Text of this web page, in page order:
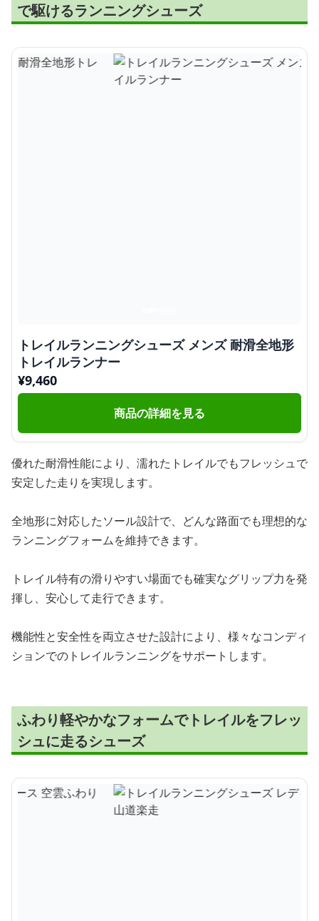
で駆けるランニングシューズ
トレイルランニングシューズ メンズ 耐滑全地形
トレイルランナー
¥9,460
商品の詳細を見る
優れた耐滑性能により、濡れたトレイルでもフレッシュで
安定した走りを実現します。
全地形に対応したソール設計で、どんな路面でも理想的な
ランニングフォームを維持できます。
トレイル特有の滑りやすい場面でも確実なグリップ力を発
揮し、安心して走行できます。
機能性と安全性を両立させた設計により、様々なコンディ
ションでのトレイルランニングをサポートします。
ふわり軽やかなフォームでトレイルをフレッ
シュに走るシューズ